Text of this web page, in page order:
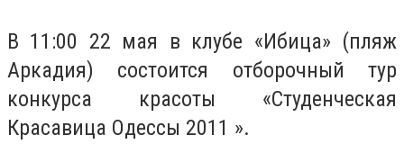
В 11:00 22 мая в клубе «Ибица» (пляж
Аркадия) состоится отборочный тур
конкурса красоты «Студенческая
Красавица Одессы 2011 ».